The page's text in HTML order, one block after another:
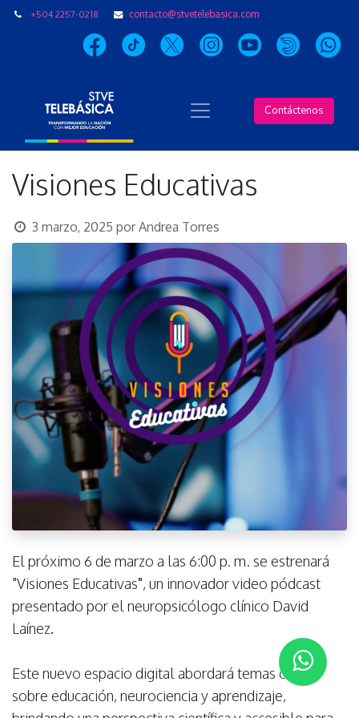
+504 2257-0218 contacto@stvetelebasica.com
Contáctenos
Visiones Educativas
3 marzo, 2025 porAndrea Torres
El próximo 6 de marzo a las 6:00 p. m. se estrenará
"Visiones Educativas", un innovador video pódcast
presentado por el neuropsicólogo clínico David
Laínez.
Este nuevo espacio digital abordará temas clave
sobre educación, neurociencia y aprendizaje,